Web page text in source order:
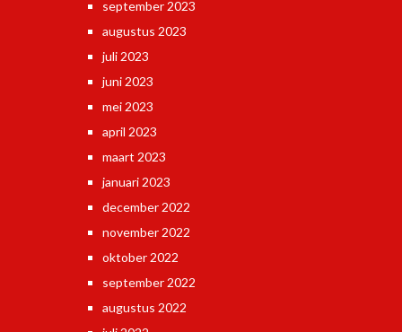
september 2023
augustus 2023
juli 2023
juni 2023
mei 2023
april 2023
maart 2023
januari 2023
december 2022
november 2022
oktober 2022
september 2022
augustus 2022